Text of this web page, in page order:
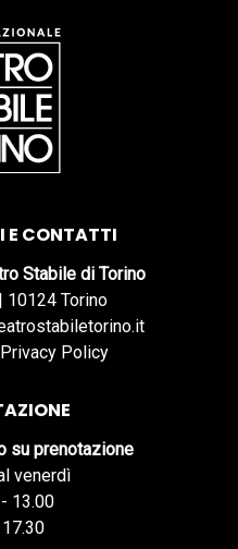
E CONTATTI
Stabile di Torino
10124 Torino
Privacy Policy
su prenotazione
venerdì
13.00